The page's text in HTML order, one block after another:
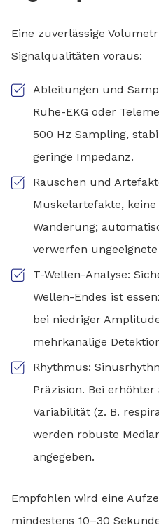
Eine zuverlässige
Signalqualitäten voraus:
Ableitungen und
Ruhe-EKG oder
500 Hz Sampling,
geringe Impedanz.
Rauschen und
Muskelartefakte,
Wanderung;
verwerfen ungeeignete
T-Wellen-Analyse:
Wellen-Endes ist
bei niedriger
mehrkanalige
Rhythmus:
Präzision. Bei
Variabilität (z. B.
werden robuste
angegeben.
Empfohlen wird eine
mindestens 10–30